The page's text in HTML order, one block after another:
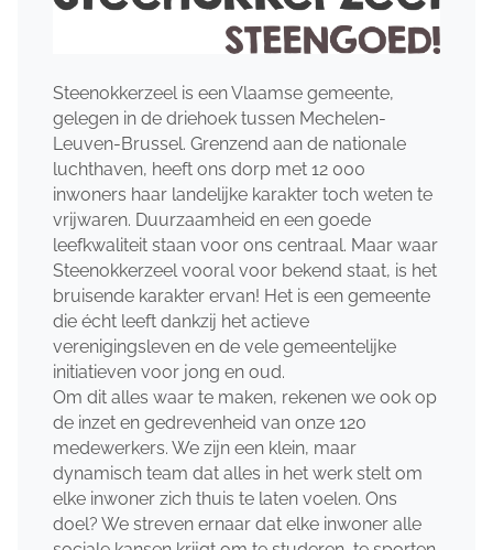
Steenokkerzeel is een Vlaamse gemeente,
gelegen in de driehoek tussen Mechelen-
Leuven-Brussel. Grenzend aan de nationale
luchthaven, heeft ons dorp met 12 000
inwoners haar landelijke karakter toch weten te
vrijwaren. Duurzaamheid en een goede
leefkwaliteit staan voor ons centraal. Maar waar
Steenokkerzeel vooral voor bekend staat, is het
bruisende karakter ervan! Het is een gemeente
die écht leeft dankzij het actieve
verenigingsleven en de vele gemeentelijke
initiatieven voor jong en oud.
Om dit alles waar te maken, rekenen we ook op
de inzet en gedrevenheid van onze 120
medewerkers. We zijn een klein, maar
dynamisch team dat alles in het werk stelt om
elke inwoner zich thuis te laten voelen. Ons
doel? We streven ernaar dat elke inwoner alle